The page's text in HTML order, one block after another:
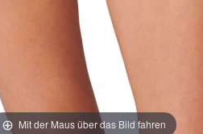
Mit der Maus über das Bild fahren